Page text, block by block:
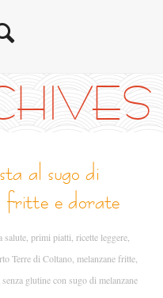
fritte e dorate
salute primi piatti ricette leggere
Terre di Coltano melanzane fritte
senza glutine con sugo di melanzane